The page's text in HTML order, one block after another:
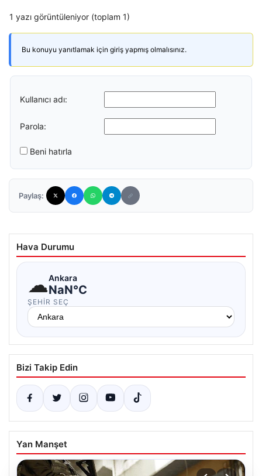
1 yazı görüntüleniyor (toplam 1)
Bu konuyu yanıtlamak için giriş yapmış olmalısınız.
Kullanıcı adı:
Parola:
Beni hatırla
Paylaş:
Hava Durumu
☁Ankara
NaN°C
ŞEHIR SEÇ
Bizi Takip Edin
Yan Manşet